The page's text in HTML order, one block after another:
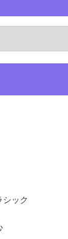
シック